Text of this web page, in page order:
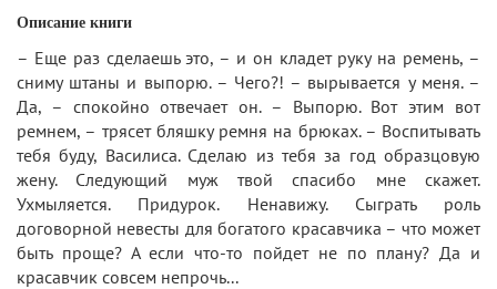
Описание книги
– Еще раз сделаешь это, – и он кладет руку на ремень, –
сниму штаны и выпорю. – Чего?! – вырывается у меня. –
Да, – спокойно отвечает он. – Выпорю. Вот этим вот
ремнем, – трясет бляшку ремня на брюках. – Воспитывать
тебя буду, Василиса. Сделаю из тебя за год образцовую
жену. Следующий муж твой спасибо мне скажет.
Ухмыляется. Придурок. Ненавижу. Сыграть роль
договорной невесты для богатого красавчика – что может
быть проще? А если что-то пойдет не по плану? Да и
красавчик совсем непрочь...